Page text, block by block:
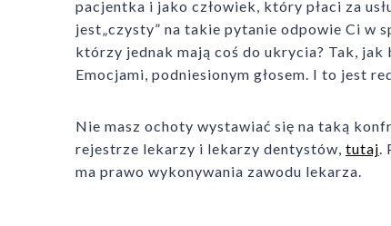
pacjentka i jako człowiek, który płaci za
jest„czysty” na takie pytanie odpowie Ci w
którzy jednak mają coś do ukrycia? Tak,
Emocjami, podniesionym głosem. I to jest
Nie masz ochoty wystawiać się na taką
rejestrze lekarzy i lekarzy dentystów, tutaj
ma prawo wykonywania zawodu lekarza.